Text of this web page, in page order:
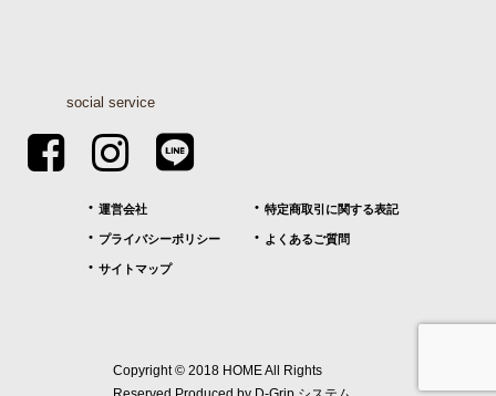
住宅相談 お問合せ 資料請求
social service
運営会社 特定商取引に関する表記
プライバシーポリシー よくあるご質問
サイトマップ
Copyright © 2018 HOME All Rights